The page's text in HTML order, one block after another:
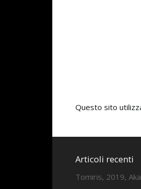
Questo sito
Articoli recenti
Tomiris, 2019,